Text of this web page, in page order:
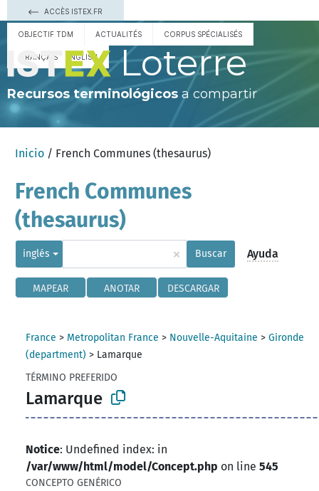
ACCÈS ISTEX.FR
OBJECTIF TDM ACTUALITÉS CORPUS SPÉCIALISÉS
FRANÇAIS ENGLISH Loterre
Recursos terminológicos a compartir
Inicio / French Communes (thesaurus)
French Communes
(thesaurus)
inglés × Buscar Ayuda
MAPEAR ANOTAR DESCARGAR
France > Metropolitan France > Nouvelle-Aquitaine >Gironde
(department) > Lamarque
TÉRMINO PREFERIDO
Lamarque
Notice: Undefined index: in
/var/www/html/model/Concept.php on line545
CONCEPTO GENÉRICO